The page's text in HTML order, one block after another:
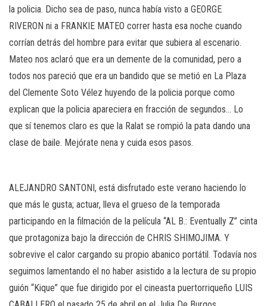
la policia. Dicho sea de paso, nunca había visto a GEORGE
RIVERON ni a FRANKIE MATEO correr hasta esa noche cuando
corrían detrás del hombre para evitar que subiera al escenario.
Mateo nos aclaró que era un demente de la comunidad, pero a
todos nos pareció que era un bandido que se metió en La Plaza
del Clemente Soto Vélez huyendo de la policia porque como
explican que la policia apareciera en fracción de segundos… Lo
que sí tenemos claro es que la Ralat se rompió la pata dando una
clase de baile. Mejórate nena y cuida esos pasos.
ALEJANDRO SANTONI, está disfrutado este verano haciendo lo
que más le gusta; actuar, lleva el grueso de la temporada
participando en la filmación de la película “AL B.: Eventually Z” cinta
que protagoniza bajo la dirección de CHRIS SHIMOJIMA. Y
sobrevive el calor cargando su propio abanico portátil. Todavía nos
seguimos lamentando el no haber asistido a la lectura de su propio
guión “Kique” que fue dirigido por el cineasta puertorriqueño LUIS